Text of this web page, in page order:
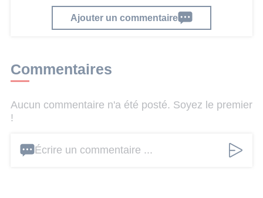
Ajouter un commentaire
Commentaires
Aucun commentaire n'a été posté. Soyez le premier
!
Écrire un commentaire ...